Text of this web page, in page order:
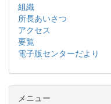
組織
所長あいさつ
アクセス
要覧
電子版センターだより
メニュー